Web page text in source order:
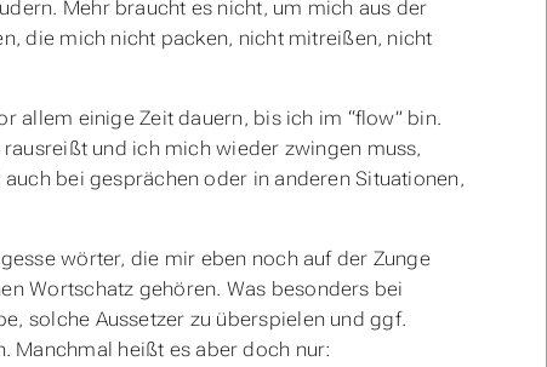
Mehr braucht es nicht, um mich aus der
die mich nicht packen, nicht mitreißen, nicht
allem einige Zeit dauern, bis ich im “flow” bin.
und ich mich wieder zwingen muss,
bei gesprächen oder in anderen Situationen,
wörter, die mir eben noch auf der Zunge
Wortschatz gehören. Was besonders bei
solche Aussetzer zu überspielen und ggf.
Manchmal heißt es aber doch nur: